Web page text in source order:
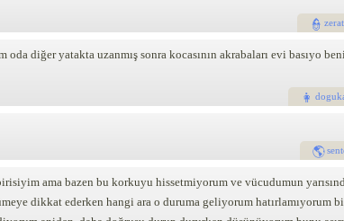
diğer yatakta uzanmış sonra kocasının akrabaları evi basıyo
ama bazen bu korkuyu hissetmiyorum ve vücudumun
dikkat ederken hangi ara o duruma geliyorum hatırlamıyorum